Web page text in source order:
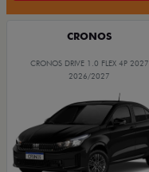
CRONOS
CRONOS DRIVE 1.0 FLEX 4P 2027
2026/2027